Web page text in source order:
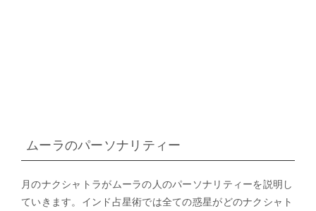
ムーラのパーソナリティー
月のナクシャトラがムーラの人のパーソナリティーを説明し
ていきます。インド占星術では全ての惑星がどのナクシャト